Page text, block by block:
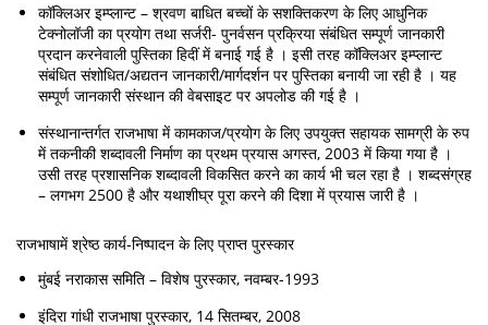
कॉक्लिअर इम्प्लान्ट – श्रवण बाधित बच्चों के सशक्तिकरण के लिए आधुनिक
टेक्नोलॉजी का प्रयोग तथा सर्जरी- पुनर्वसन प्रक्रिया संबंधित सम्पूर्ण जानकारी
प्रदान करनेवाली पुस्तिका हिदीं में बनाई गई है । इसी तरह कॉक्लिअर इम्प्लान्ट
संबंधित संशोधित/अद्यतन जानकारी/मार्गदर्शन पर पुस्तिका बनायी जा रही है । यह
सम्पूर्ण जानकारी संस्थान की वेबसाइट पर अपलोड की गई है ।
संस्थानान्तर्गत राजभाषा में कामकाज/प्रयोग के लिए उपयुक्त सहायक सामग्री के रुप
में तकनीकी शब्दावली निर्माण का प्रथम प्रयास अगस्त, 2003 में किया गया है ।
उसी तरह प्रशासनिक शब्दावली विकसित करने का कार्य भी चल रहा है । शब्दसंग्रह
– लगभग 2500 है और यथाशीघ्र पूरा करने की दिशा में प्रयास जारी है ।
राजभाषामें श्रेष्ठ कार्य-निष्पादन के लिए प्राप्त पुरस्कार
मुंबई नराकास समिति – विशेष पुरस्कार, नवम्बर-1993
इंदिरा गांधी राजभाषा पुरस्कार, 14 सितम्बर, 2008